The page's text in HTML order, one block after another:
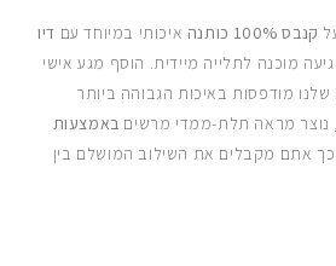
קנבס 100% כותנה איכותי במיוחד עם דיו
מוכנה לתלייה מיידית. הוסף מגע אישי
מודפסות באיכות הגבוהה ביותר
מראה תלת-ממדי מרשים באמצעות
אתם מקבלים את השילוב המושלם בין